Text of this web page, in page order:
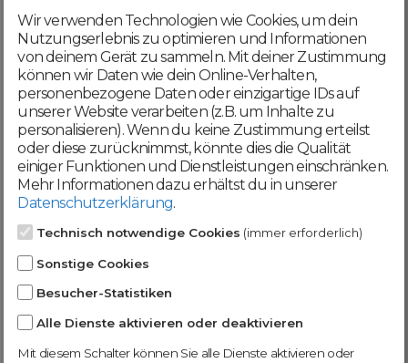
Mit deiner Registrierung bestätigst du,
dass du dieAGBund
Datenschutzerklärung akzeptierst
Weiter
Werde jetzt Teil der
DomainCatcher-
Community!
Nutze unsere Erfahrung und profitiere
Wir verwenden Technologien wie Cookies, um dein
Nutzungserlebnis zu optimieren und Informationen
von deinem Gerät zu sammeln. Mit deiner Zustimmung
können wir Daten wie dein Online-Verhalten,
personenbezogene Daten oder einzigartige IDs auf
unserer Website verarbeiten (z.B. um Inhalte zu
personalisieren). Wenn du keine Zustimmung erteilst
oder diese zurücknimmst, könnte dies die Qualität
einiger Funktionen und Dienstleistungen einschränken.
Mehr Informationen dazu erhältst du in unserer
Datenschutzerklärung.
Technisch notwendige Cookies (immer erforderlich)
Sonstige Cookies
Besucher-Statistiken
Alle Dienste aktivieren oder deaktivieren
Mit diesem Schalter können Sie alle Dienste aktivieren oder